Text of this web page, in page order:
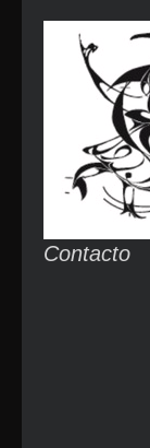
Contacto